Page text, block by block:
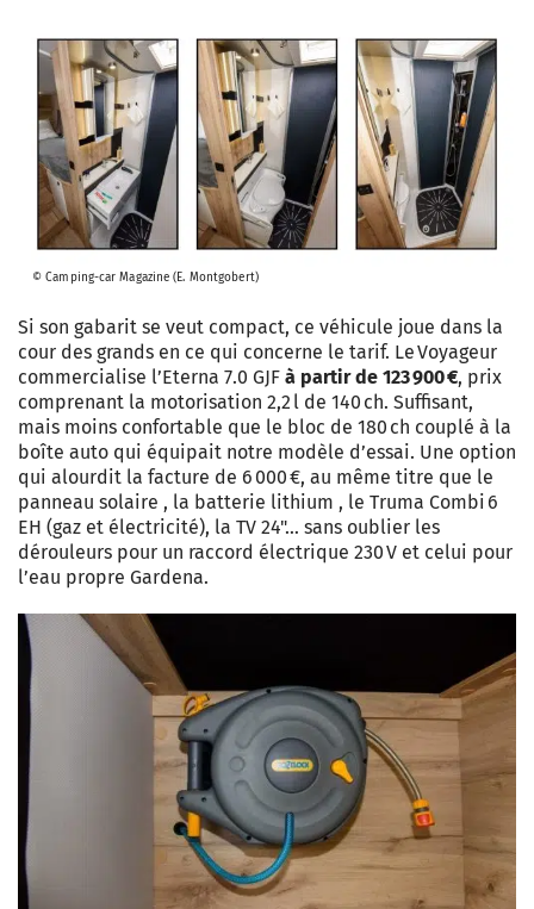
© Camping-car Magazine (E. Montgobert)
Si son gabarit se veut compact, ce véhicule joue dans la
cour des grands en ce qui concerne le tarif. Le Voyageur
commercialise l’Eterna 7.0 GJF à partir de 123 900 €, prix
comprenant la motorisation 2,2 l de 140 ch. Suffisant,
mais moins confortable que le bloc de 180 ch couplé à la
boîte auto qui équipait notre modèle d’essai. Une option
qui alourdit la facture de 6 000 €, au même titre que le
panneau solaire , la batterie lithium , le Truma Combi 6
EH (gaz et électricité), la TV 24"… sans oublier les
dérouleurs pour un raccord électrique 230 V et celui pour
l’eau propre Gardena.